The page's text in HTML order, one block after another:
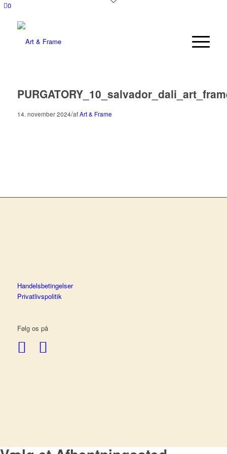
0
14. november 2024/afArt & Frame
Handelsbetingelser
Privatlivspolitik
Følg os på